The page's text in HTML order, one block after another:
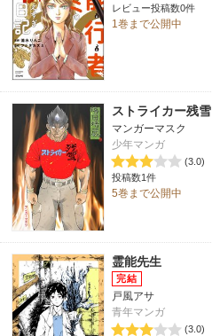
レビュー投稿数0件
1巻まで公開中
ストライカー残雪
マンガーマスク
少年マンガ
(3.0)
投稿数1件
5巻まで公開中
霊能先生
戸風アサ
青年マンガ
(3.0)